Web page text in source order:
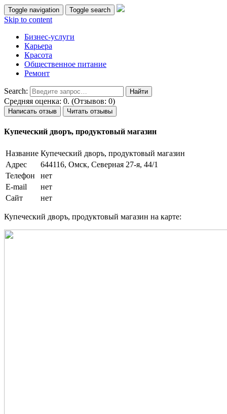
Toggle navigation Toggle search
Skip to content
Бизнес-услуги
Карьера
Красота
Общественное питание
Ремонт
Search:
Средняя оценка: 0. (Отзывов: 0)
Написать отзыв Читать отзывы
Купеческий дворъ, продуктовый магазин
Название Купеческий дворъ, продуктовый магазин
Адрес
644116, Омск, Северная 27-я, 44/1
Телефон
нет
E-mail
нет
Сайт
нет
Купеческий дворъ, продуктовый магазин на карте: